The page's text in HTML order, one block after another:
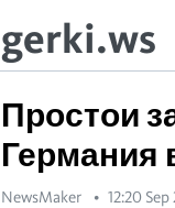
gerki.ws
Простои
Германия
NewsMaker 12:20